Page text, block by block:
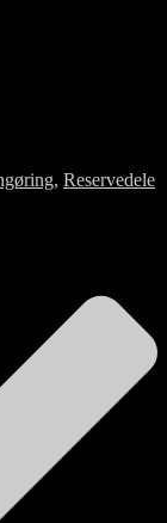
, Reservedele